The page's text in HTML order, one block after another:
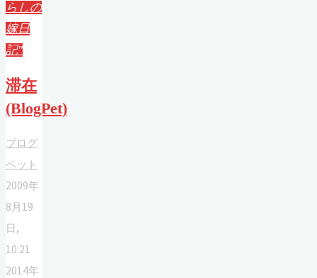
らしの
嫁日
記"
滞在
(BlogPet)
ブログ
ペット
2009年
8月19
日,
10:21
2014年